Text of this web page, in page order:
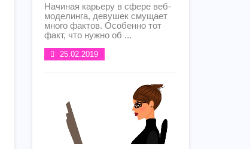
Начиная карьеру в сфере веб-
моделинга, девушек смущает
много фактов. Особенно тот
факт, что нужно об ...
25.02.2019